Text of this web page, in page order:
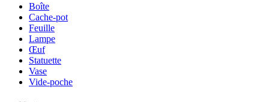
Boîte
Cache-pot
Feuille
Lampe
Œuf
Statuette
Vase
Vide-poche